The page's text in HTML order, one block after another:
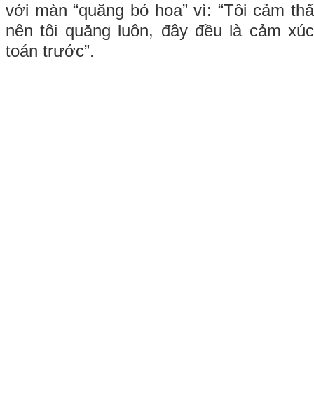
với màn “quăng bó hoa” vì: “Tôi cảm
nên tôi quăng luôn, đây đều là cảm
toán trước”.